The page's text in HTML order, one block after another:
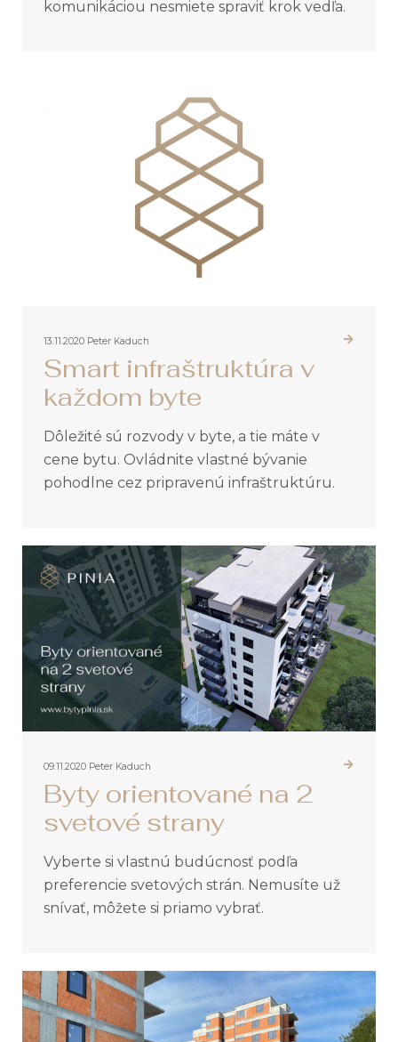
komunikáciou nesmiete spraviť krok vedľa.
13.11.2020 Peter Kaduch
Smart infraštruktúra v
každom byte
Dôležité sú rozvody v byte, a tie máte v
cene bytu. Ovládnite vlastné bývanie
pohodlne cez pripravenú infraštruktúru.
09.11.2020 Peter Kaduch
Byty orientované na 2
svetové strany
Vyberte si vlastnú budúcnosť podľa
preferencie svetových strán. Nemusíte už
snívať, môžete si priamo vybrať.